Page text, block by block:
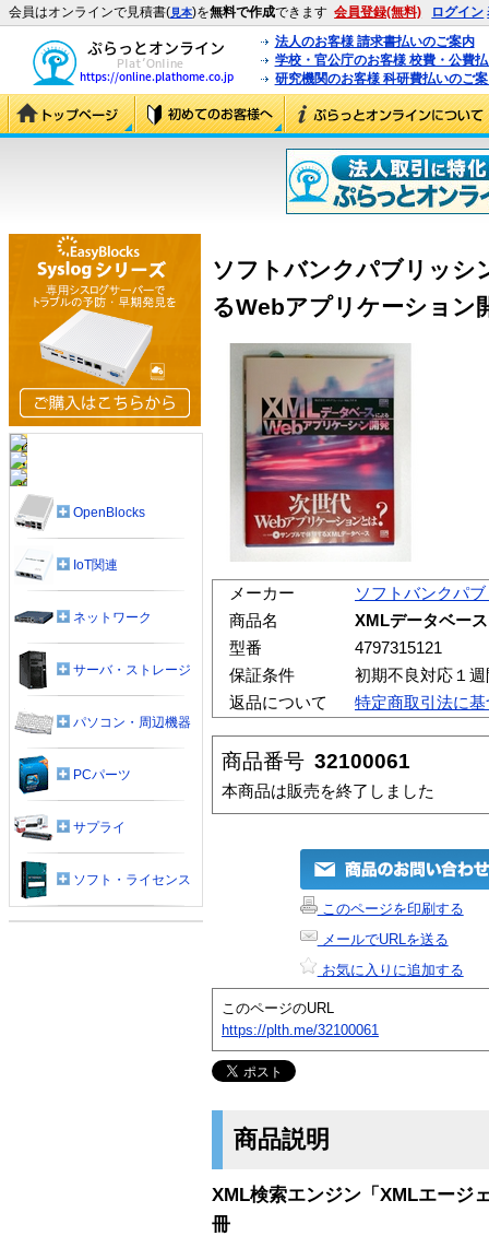
会員はオンラインで見積書(見本)を無料で作成できます 会員登録(無料) ログイン
法人のお客様 請求書払いのご案内
学校・官公庁のお客様 校費・公費
研究機関のお客様 科研費払いのご
ソフトバンクパブリッシ
るWebアプリケーション
メーカー
ソフトバンクパ
商品名
XMLデータベー
型番
4797315121
保証条件
初期不良対応１
返品について
特定商取引法に
商品番号 32100061
本商品は販売を終了しました
このページを印刷する
メールでURLを送る
お気に入りに追加する
このページのURL
https://plth.me/32100061
商品説明
XML検索エンジン「XMLエージ
冊
OpenBlocks
IoT関連
ネットワーク
サーバ・ストレージ
パソコン・周辺機器
PCパーツ
サプライ
ソフト・ライセンス